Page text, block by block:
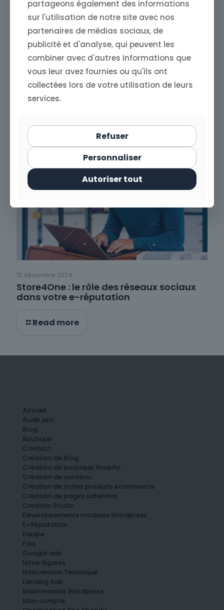
12 décembre 2024
Store4One : surveiller votre marque en
ligne pour anticiper les crises
Read more
12 décembre 2024
Store4One : le rôle des réseaux sociaux
dans votre e-réputation
Read more
Accueil
Audit seo
Blog
Boutique
Contact
Création de Blog
Création de boutique Shopify
Création de contenu
Création de fiches produits ecommerce
Création de pages satellites
Creative Studio
Développements modules Wordpress
E+Réputation
Equipe
Faq
Google ads
Infos légales
Intervention Technique
Landing Ads
Maintenance Wordpress
Mon compte
partageons également des informations
sur l'utilisation de notre site avec nos
partenaires de médias sociaux, de
publicité et d'analyse, qui peuvent les
combiner avec d'autres informations que
vous leur avez fournies ou qu'ils ont
collectées lors de votre utilisation de leurs
services.
Refuser
Personnaliser
Autoriser tout